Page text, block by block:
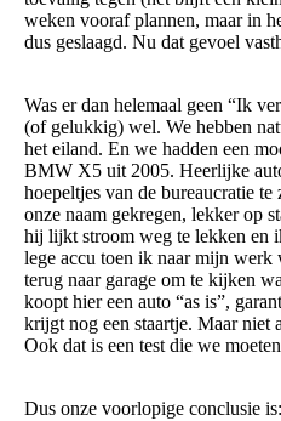
weken vooraf plannen, maar in
dus geslaagd. Nu dat gevoel
Was er dan helemaal geen “Ik
(of gelukkig) wel. We hebben
het eiland. En we hadden een
BMW X5 uit 2005. Heerlijke
hoepeltjes van de bureaucratie
onze naam gekregen, lekker op
hij lijkt stroom weg te lekken en
lege accu toen ik naar mijn
terug naar garage om te kijken
koopt hier een auto “as is”,
krijgt nog een staartje. Maar niet
Ook dat is een test die we
Dus onze voorlopige conclusie